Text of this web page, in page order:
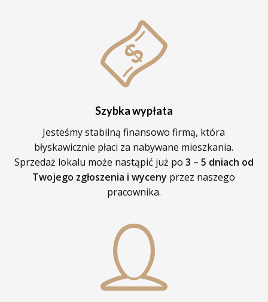
Szybka wypłata
Jesteśmy stabilną finansowo firmą, która
błyskawicznie płaci za nabywane mieszkania.
Sprzedaż lokalu może nastąpić już po 3 – 5 dniach od
Twojego zgłoszenia i wyceny przez naszego
pracownika.